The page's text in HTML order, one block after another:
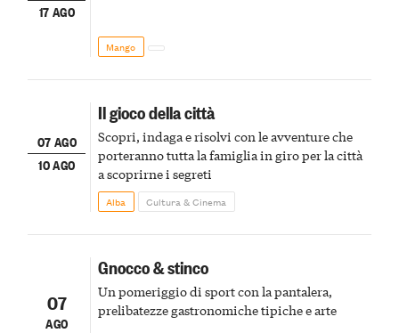
17 AGO
Mango
07 AGO
10 AGO
Il gioco della città
Scopri, indaga e risolvi con le avventure che
porteranno tutta la famiglia in giro per la città
a scoprirne i segreti
Alba Cultura & Cinema
07
AGO
Gnocco & stinco
Un pomeriggio di sport con la pantalera,
prelibatezze gastronomiche tipiche e arte